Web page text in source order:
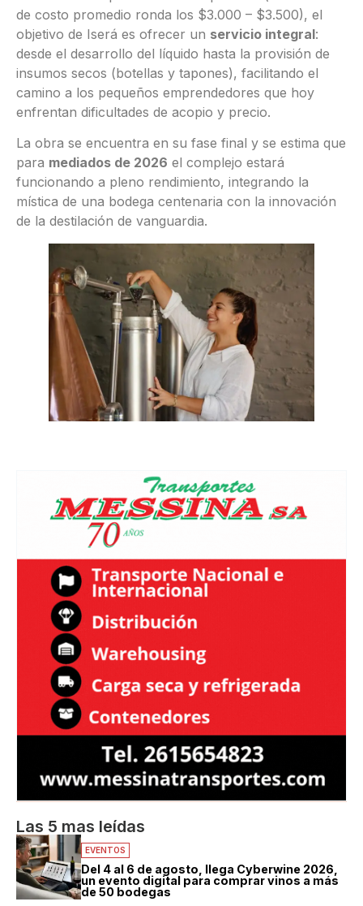
de costo promedio ronda los $3.000 – $3.500), el
objetivo de Iserá es ofrecer un servicio integral:
desde el desarrollo del líquido hasta la provisión de
insumos secos (botellas y tapones), facilitando el
camino a los pequeños emprendedores que hoy
enfrentan dificultades de acopio y precio.
La obra se encuentra en su fase final y se estima que
para mediados de 2026 el complejo estará
funcionando a pleno rendimiento, integrando la
mística de una bodega centenaria con la innovación
de la destilación de vanguardia.
Las 5 mas leídas
EVENTOS
Del 4 al 6 de agosto, llega Cyberwine 2026,
un evento digital para comprar vinos a más
de 50 bodegas